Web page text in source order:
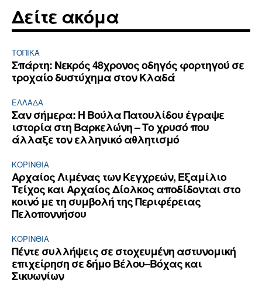
Δείτε ακόμα
ΤΟΠΙΚΑ
Σπάρτη: Νεκρός 48χρονος οδηγός φορτηγού σε
τροχαίο δυστύχημα στον Κλαδά
ΕΛΛΆΔΑ
Σαν σήμερα: Η Βούλα Πατουλίδου έγραψε
ιστορία στη Βαρκελώνη – Το χρυσό που
άλλαξε τον ελληνικό αθλητισμό
ΚΟΡΙΝΘΊΑ
Αρχαίος Λιμένας των Κεγχρεών, Εξαμίλιο
Τείχος και Aρχαίος Δίολκος αποδίδονται στο
κοινό με τη συμβολή της Περιφέρειας
Πελοποννήσου
ΚΟΡΙΝΘΊΑ
Πέντε συλλήψεις σε στοχευμένη αστυνομική
επιχείρηση σε δήμο Βέλου–Βόχας και
Σικυωνίων